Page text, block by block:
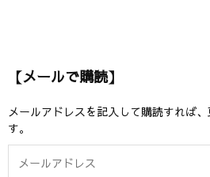
【メールで購読】
メールアドレスを記入して購読すれば
す。